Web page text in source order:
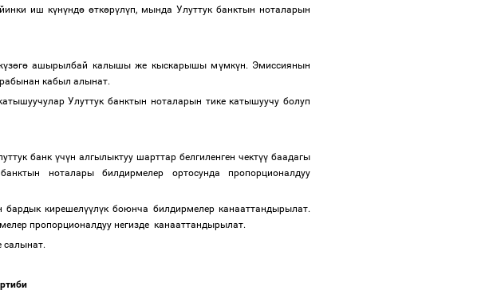
иш күнүндө өткөрүлүп, мында Улуттук банктын ноталарын
үзөгөашырылбай калышы же кыскарышы мүмкүн. Эмиссиянын
кабыл алынат.
Улуттук банктын ноталарын тике катышуучу болуп
банк үчүн алгылыктуу шарттар белгиленген чектүү баадагы
ноталары билдирмелер ортосунда пропорционалдуу
бардык кирешелүүлүк боюнча билдирмелер канааттандырылат.
пропорционалдуу негизде канааттандырылат.
салынат.